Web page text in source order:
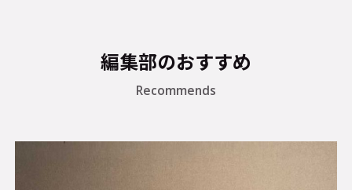
編集部のおすすめ
Recommends